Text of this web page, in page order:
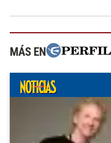
MÁS EN